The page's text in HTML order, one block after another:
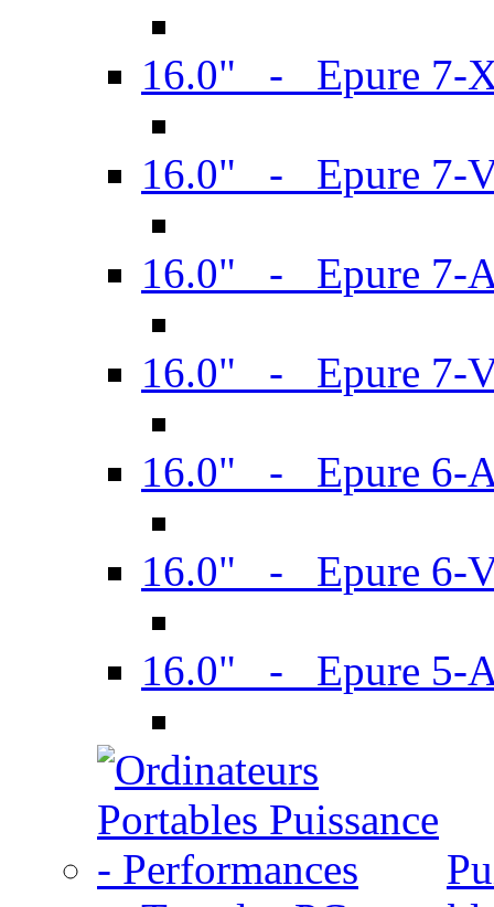
16.0" - Epure 7-
16.0" - Epure 7-
16.0" - Epure 7-
16.0" - Epure 7-
16.0" - Epure 6-
16.0" - Epure 6-
16.0" - Epure 5-